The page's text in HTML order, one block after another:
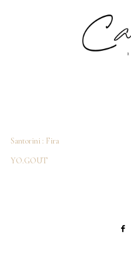
Santorini : Fira
YO.GOUT